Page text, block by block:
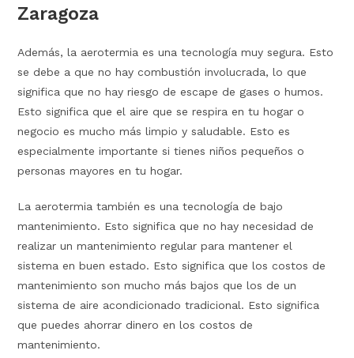
Zaragoza
Además, la aerotermia es una tecnología muy segura. Esto
se debe a que no hay combustión involucrada, lo que
significa que no hay riesgo de escape de gases o humos.
Esto significa que el aire que se respira en tu hogar o
negocio es mucho más limpio y saludable. Esto es
especialmente importante si tienes niños pequeños o
personas mayores en tu hogar.
La aerotermia también es una tecnología de bajo
mantenimiento. Esto significa que no hay necesidad de
realizar un mantenimiento regular para mantener el
sistema en buen estado. Esto significa que los costos de
mantenimiento son mucho más bajos que los de un
sistema de aire acondicionado tradicional. Esto significa
que puedes ahorrar dinero en los costos de
mantenimiento.